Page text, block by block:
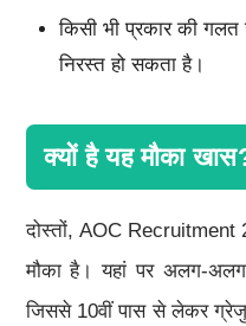
किसी भी प्रकार की
निरस्त हो सकता है।
क्यों है यह मौका
दोस्तों, AOC
मौका है। यहां पर अलग-
जिससे 10वीं पास से लेकर